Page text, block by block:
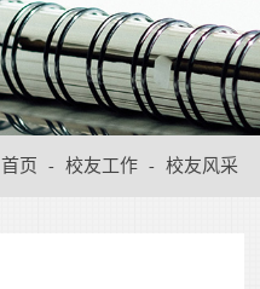
首页 - 校友工作 - 校友风采